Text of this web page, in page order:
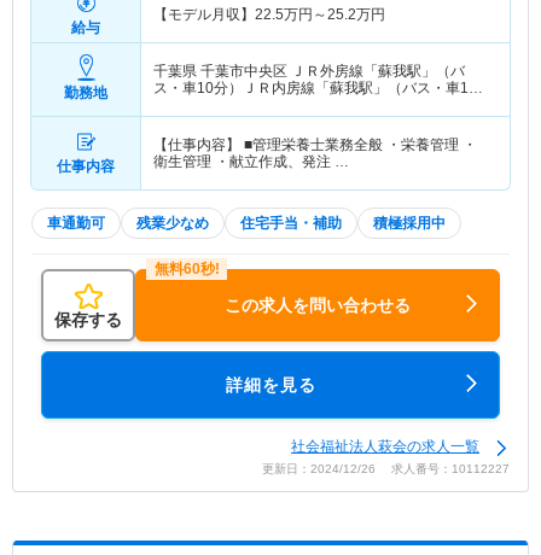
給与
【モデル月収】 22.5万円～25.2万円
勤務地
千葉県 千葉市中央区 ＪＲ外房線「蘇我駅」（バ
ス・車10分）ＪＲ内房線「蘇我駅」（バス・車10
仕事内容
【仕事内容】 ■管理栄養士業務全般 ・栄養管理 ・
衛生管理 ・献立作成、発注 …
車通勤可 残業少なめ 住宅手当・補助 積極採用中
保存する
この求人を問い合わせる
詳細を見る
社会福祉法人萩会の求人一覧
更新日：2024/12/26 求人番号：10112227